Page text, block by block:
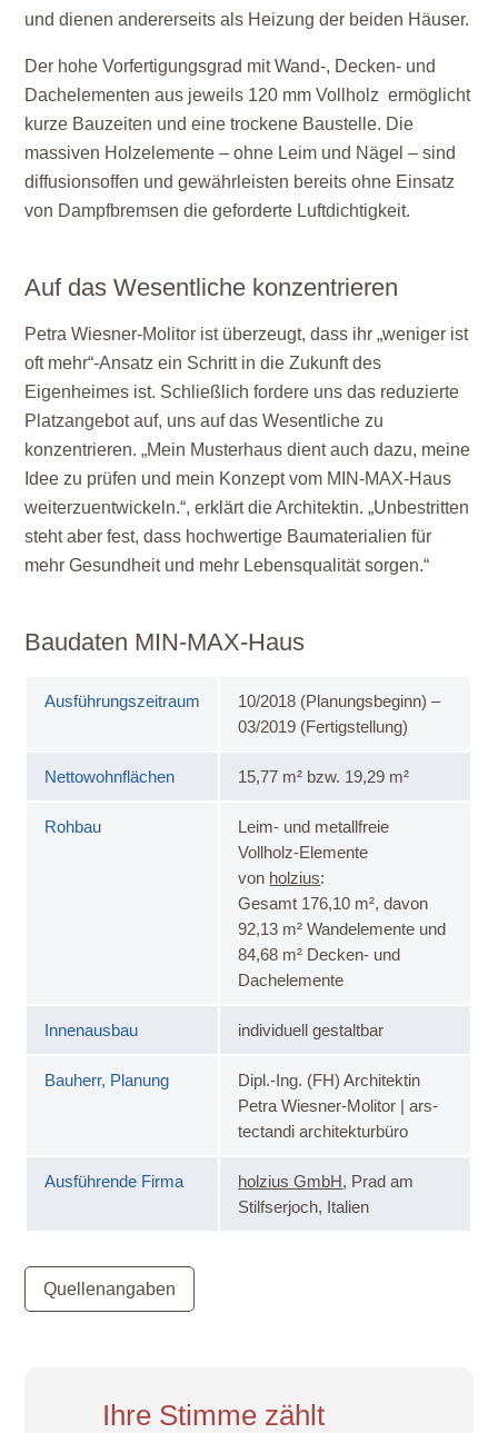
und dienen andererseits als Heizung der beiden Häuser.
Der hohe Vorfertigungsgrad mit Wand-, Decken- und
Dachelementen aus jeweils 120 mm Vollholz ermöglicht
kurze Bauzeiten und eine trockene Baustelle. Die
massiven Holzelemente – ohne Leim und Nägel – sind
diffusionsoffen und gewährleisten bereits ohne Einsatz
von Dampfbremsen die geforderte Luftdichtigkeit.
Auf das Wesentliche konzentrieren
Petra Wiesner-Molitor ist überzeugt, dass ihr „weniger ist
oft mehr“-Ansatz ein Schritt in die Zukunft des
Eigenheimes ist. Schließlich fordere uns das reduzierte
Platzangebot auf, uns auf das Wesentliche zu
konzentrieren. „Mein Musterhaus dient auch dazu, meine
Idee zu prüfen und mein Konzept vom MIN-MAX-Haus
weiterzuentwickeln.“, erklärt die Architektin. „Unbestritten
steht aber fest, dass hochwertige Baumaterialien für
mehr Gesundheit und mehr Lebensqualität sorgen.“
Baudaten MIN-MAX-Haus
Ausführungszeitraum
10/2018 (Planungsbeginn) –
03/2019 (Fertigstellung)
Nettowohnflächen 15,77 m² bzw. 19,29 m²
Rohbau
Leim- und metallfreie
Vollholz-Elemente
von holzius:
Gesamt 176,10 m², davon
92,13 m² Wandelemente und
84,68 m² Decken- und
Dachelemente
Innenausbau individuell gestaltbar
Bauherr, Planung
Dipl.-Ing. (FH) Architektin
Petra Wiesner-Molitor | ars-
tectandi architekturbüro
Ausführende Firma holzius GmbH, Prad am
Stilfserjoch, Italien
Quellenangaben
Ihre Stimme zählt